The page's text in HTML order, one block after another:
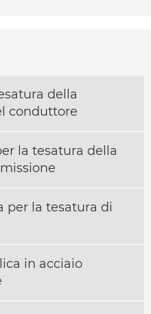
della
conduttore
la tesatura della
per la tesatura di
in acciaio